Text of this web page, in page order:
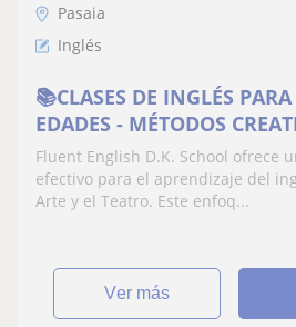
Pasaia
Inglés
📚CLASES DE INGLÉS
EDADES - MÉTODOS
DIVERTIDOS Y EFECTIVOS
Fluent English D.K. School ofrece
efectivo para el aprendizaje del
Arte y el Teatro. Este enfoq...
ver más